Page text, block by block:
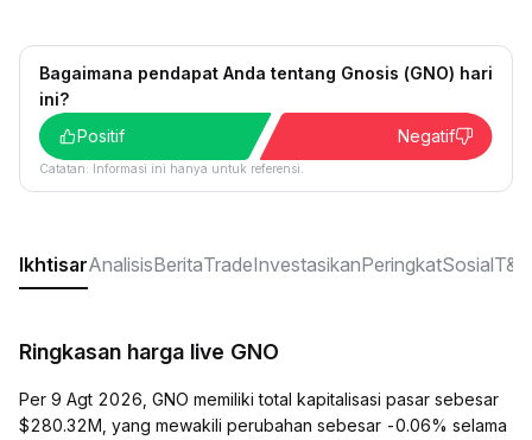
Bagaimana pendapat Anda tentang Gnosis (GNO) hari
ini?
Positif
Negatif
Catatan: Informasi ini hanya untuk referensi.
IkhtisarAnalisisBeritaTradeInvestasikanPeringkatSosialT&J
Ringkasan harga live GNO
Per 9 Agt 2026, GNO memiliki total kapitalisasi pasar sebesar
$280.32M, yang mewakili perubahan sebesar -0.06% selama